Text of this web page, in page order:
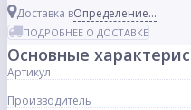
Доставка вОпределение...
ПОДРОБНЕЕ О ДОСТАВКЕ
Основные
Артикул
Производитель